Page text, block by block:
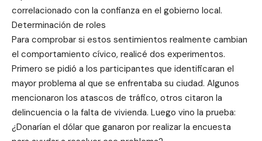
correlacionado con la confianza en el gobierno local.
Determinación de roles
Para comprobar si estos sentimientos realmente cambian
el comportamiento cívico, realicé dos experimentos.
Primero se pidió a los participantes que identificaran el
mayor problema al que se enfrentaba su ciudad. Algunos
mencionaron los atascos de tráfico, otros citaron la
delincuencia o la falta de vivienda. Luego vino la prueba:
¿Donarían el dólar que ganaron por realizar la encuesta